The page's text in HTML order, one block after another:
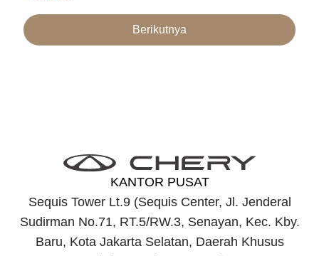
Berikutnya
KANTOR PUSAT
Sequis Tower Lt.9 (Sequis Center, Jl. Jenderal
Sudirman No.71, RT.5/RW.3, Senayan, Kec. Kby.
Baru, Kota Jakarta Selatan, Daerah Khusus